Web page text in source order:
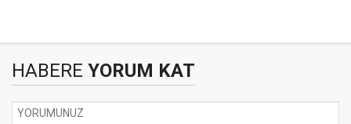
HABERE YORUM KAT